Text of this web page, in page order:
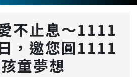
不止息～1111
，邀您圓1111
童夢想